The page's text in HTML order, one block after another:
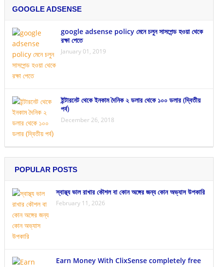
GOOGLE ADSENSE
google adsense policy মেনে চলুন সাসপেন্ড হওয়া থেকে
রক্ষা পেতে
January 01, 2019
ইন্টারনেট থেকে ইনকাম দৈনিক ২ ডলার থেকে ১০০ ডলার (দ্বিতীয়
পর্ব)
December 26, 2018
POPULAR POSTS
স্বাস্থ্য ভাল রাখার কৌশল বা কোন অঙ্গের জন্য কোন অভ্যাস উপকারি
February 11, 2026
Earn Money With ClixSense completely free